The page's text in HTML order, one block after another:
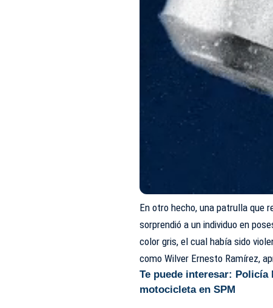
En otro hecho, una patrulla que
sorprendió a un individuo en
color gris, el cual había sido
comoWilver Ernesto Ramírez,
Te puede interesar: Policía
motocicleta en SPM